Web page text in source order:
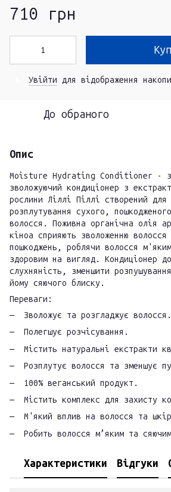
710 грн
Увійти для відображення
До обраного
Опис
Moisture Hydrating Conditioner -
зволожуючий кондиціонер з
рослини Ліллі Піллі створений для
розплутування сухого,
волосся. Поживна органічна олія
кіноа сприяють зволоженню волосся
пошкоджень, роблячи волосся
здоровим на вигляд. Кондиціонер
слухняність, зменшити
йому сяючого блиску.
Переваги:
Зволожує та розгладжує волосся.
Полегшує розчісування.
Містить натуральні екстракти
Розплутує волосся та зменшує
100% веганський продукт.
Містить комплекс для захисту
М'який вплив на волосся та
Робить волосся м’яким та
Характеристики Відгуки